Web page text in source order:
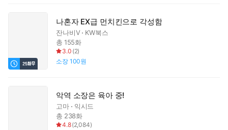
나혼자 EX급 먼치킨으로 각성함
잔나비V
KW북스
총 155화
3.0 (2)
소장 100원
악역 소장은 육아 중!
고마
익시드
총 238화
4.8(2,084)